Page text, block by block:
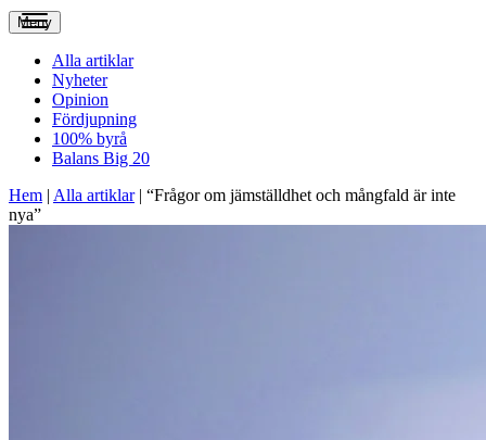
Meny
Alla artiklar
Nyheter
Opinion
Fördjupning
100% byrå
Balans Big 20
Hem | Alla artiklar| “Frågor om jämställdhet och mångfald är inte
nya”